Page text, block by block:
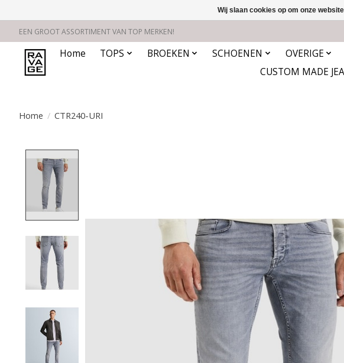
EEN GROOT ASSORTIMENT VAN TOP MERKEN!
Home TOPS BROEKEN SCHOENEN OVERIGE
CUSTOM MADE
Home / CTR240-URI
Wij slaan cookies op om onze